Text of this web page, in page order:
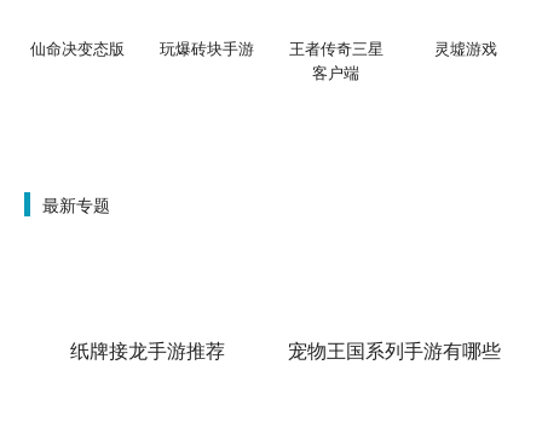
仙命决变态版 玩爆砖块手游
王者传奇三星
客户端
灵墟游戏
最新专题
纸牌接龙手游推荐 宠物王国系列手游有哪些